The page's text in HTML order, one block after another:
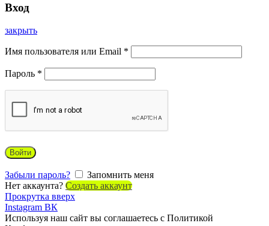
Вход
закрыть
Имя пользователя или Email *
Пароль *
Войти
Забыли пароль?
Запомнить меня
Нет аккаунта? Создать аккаунт
Прокрутка вверх
Instagram ВК
Используя наш сайт вы соглашаетесь с Политикой